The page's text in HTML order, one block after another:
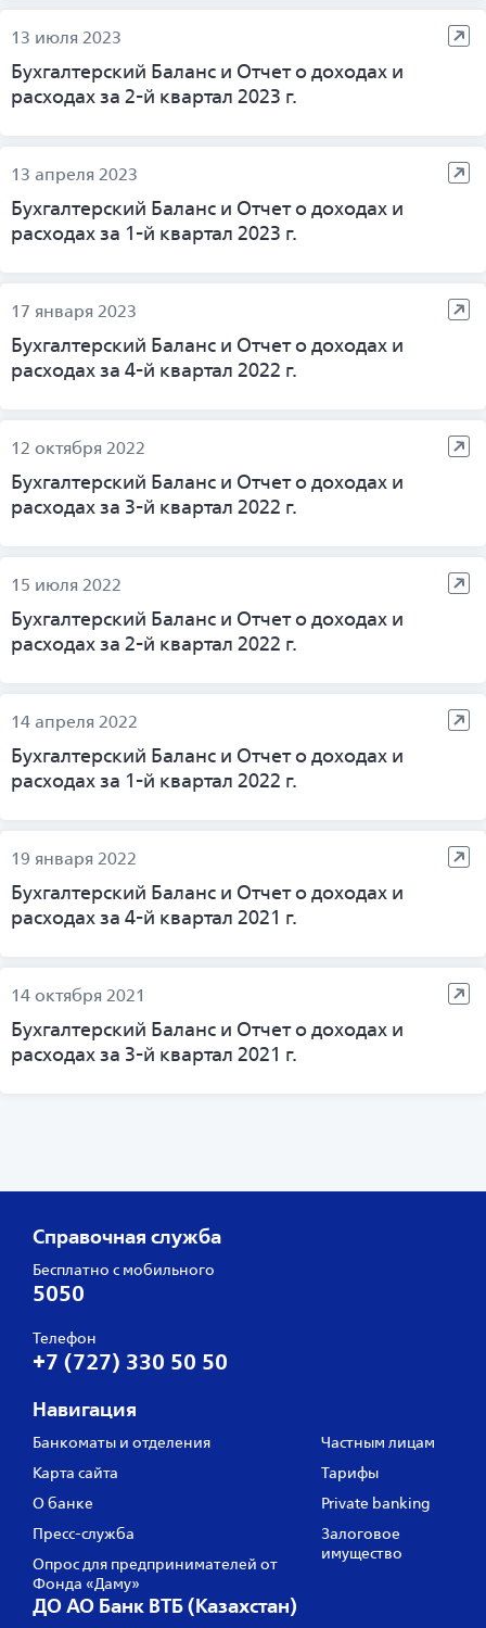
13 июля 2023
Бухгалтерский Баланс и Отчет о доходах и
расходах за 2-й квартал 2023 г.
13 апреля 2023
Бухгалтерский Баланс и Отчет о доходах и
расходах за 1-й квартал 2023 г.
17 января 2023
Бухгалтерский Баланс и Отчет о доходах и
расходах за 4-й квартал 2022 г.
12 октября 2022
Бухгалтерский Баланс и Отчет о доходах и
расходах за 3-й квартал 2022 г.
15 июля 2022
Бухгалтерский Баланс и Отчет о доходах и
расходах за 2-й квартал 2022 г.
14 апреля 2022
Бухгалтерский Баланс и Отчет о доходах и
расходах за 1-й квартал 2022 г.
19 января 2022
Бухгалтерский Баланс и Отчет о доходах и
расходах за 4-й квартал 2021 г.
14 октября 2021
Бухгалтерский Баланс и Отчет о доходах и
расходах за 3-й квартал 2021 г.
Справочная служба
Бесплатно с мобильного
5050
Телефон
+7 (727) 330 50 50
Навигация
Банкоматы и отделения
Карта сайта
О банке
Пресс‑служба
Опрос для предпринимателей от
Фонда «Даму»
Частным лицам
Тарифы
Private banking
Залоговое
имущество
ДО АО Банк ВТБ (Казахстан)